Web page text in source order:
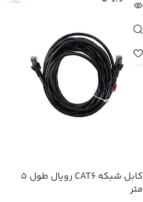
کابل شبکه CAT6 رویال طول 5
متر